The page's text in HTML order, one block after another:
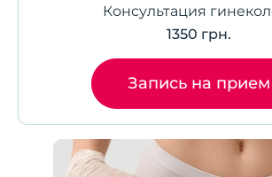
Консультация
1350 грн.
Запись на прием